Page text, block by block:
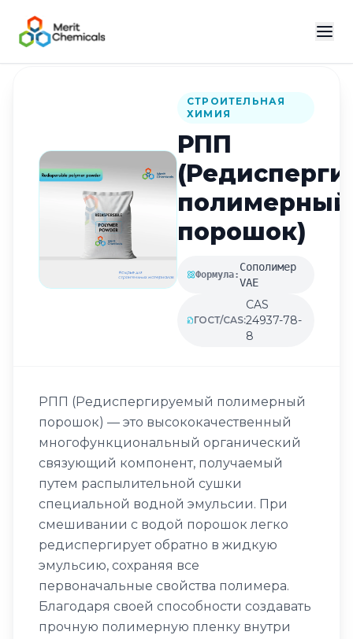
Назад в каталог
СТРОИТЕЛЬНАЯ
ХИМИЯ
РПП
полимерный
порошок)
Формула:
Сополимер
VAE
ГОСТ/CAS:
CAS
24937-78-
8
РПП (Редиспергируемый полимерный
порошок) — это высококачественный
многофункциональный органический
связующий компонент, получаемый
путем распылительной сушки
специальной водной эмульсии. При
смешивании с водой порошок легко
редиспергирует обратно в жидкую
эмульсию, сохраняя все
первоначальные свойства полимера.
Благодаря своей способности создавать
прочную полимерную пленку внутри